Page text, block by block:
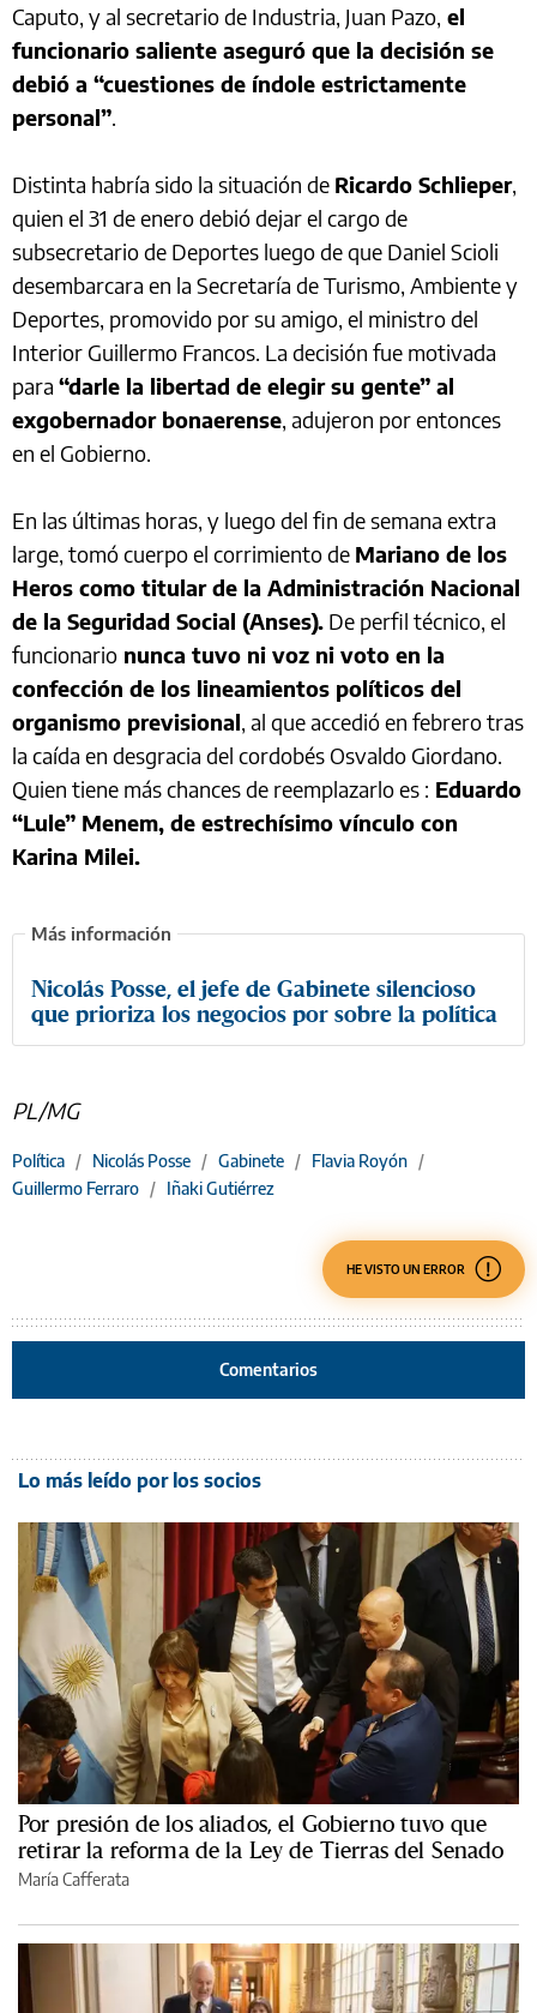
Caputo, y al secretario de Industria, Juan Pazo, el
funcionario saliente aseguró que la decisión se
debió a “cuestiones de índole estrictamente
personal”.
Distinta habría sido la situación de Ricardo Schlieper,
quien el 31 de enero debió dejar el cargo de
subsecretario de Deportes luego de que Daniel Scioli
desembarcara en la Secretaría de Turismo, Ambiente y
Deportes, promovido por su amigo, el ministro del
Interior Guillermo Francos. La decisión fue motivada
para “darle la libertad de elegir su gente” al
exgobernador bonaerense, adujeron por entonces
en el Gobierno.
En las últimas horas, y luego del fin de semana extra
large, tomó cuerpo el corrimiento de Mariano de los
Heros como titular de la Administración Nacional
de la Seguridad Social (Anses). De perfil técnico, el
funcionario nunca tuvo ni voz ni voto en la
confección de los lineamientos políticos del
organismo previsional, al que accedió en febrero tras
la caída en desgracia del cordobés Osvaldo Giordano.
Quien tiene más chances de reemplazarlo es : Eduardo
“Lule” Menem, de estrechísimo vínculo con
Karina Milei.
Nicolás Posse, el jefe de Gabinete silencioso
que prioriza los negocios por sobre la política
PL/MG
Política / Nicolás Posse / Gabinete / Flavia Royón /
Guillermo Ferraro / Iñaki Gutiérrez
HE VISTO UN ERROR
Comentarios
Lo más leído por los socios
Por presión de los aliados, el Gobierno tuvo que
retirar la reforma de la Ley de Tierras del Senado
María Cafferata